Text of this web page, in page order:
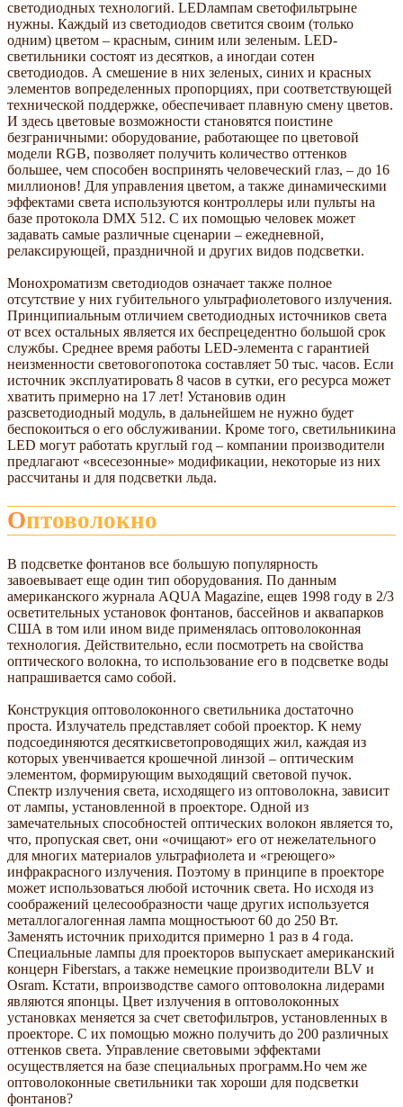
светодиодных технологий. LEDлампам светофильтрыне
нужны. Каждый из светодиодов светится своим (только
одним) цветом – красным, синим или зеленым. LED-
светильники состоят из десятков, а иногдаи сотен
светодиодов. А смешение в них зеленых, синих и красных
элементов вопределенных пропорциях, при соответствующей
технической поддержке, обеспечивает плавную смену цветов.
И здесь цветовые возможности становятся поистине
безграничными: оборудование, работающее по цветовой
модели RGB, позволяет получить количество оттенков
большее, чем способен воспринять человеческий глаз, – до 16
миллионов! Для управления цветом, а также динамическими
эффектами света используются контроллеры или пульты на
базе протокола DMX 512. С их помощью человек может
задавать самые различные сценарии – ежедневной,
релаксирующей, праздничной и других видов подсветки.
Монохроматизм светодиодов означает также полное
отсутствие у них губительного ультрафиолетового излучения.
Принципиальным отличием светодиодных источников света
от всех остальных является их беспрецедентно большой срок
службы. Среднее время работы LED-элемента с гарантией
неизменности световогопотока составляет 50 тыс. часов. Если
источник эксплуатировать 8 часов в сутки, его ресурса может
хватить примерно на 17 лет! Установив один
разсветодиодный модуль, в дальнейшем не нужно будет
беспокоиться о его обслуживании. Кроме того, светильникина
LED могут работать круглый год – компании производители
предлагают «всесезонные» модификации, некоторые из них
рассчитаны и для подсветки льда.
Оптоволокно
В подсветке фонтанов все большую популярность
завоевывает еще один тип оборудования. По данным
американского журнала AQUA Magazine, ещев 1998 году в 2/3
осветительных установок фонтанов, бассейнов и аквапарков
США в том или ином виде применялась оптоволоконная
технология. Действительно, если посмотреть на свойства
оптического волокна, то использование его в подсветке воды
напрашивается само собой.
Конструкция оптоволоконного светильника достаточно
проста. Излучатель представляет собой проектор. К нему
подсоединяются десяткисветопроводящих жил, каждая из
которых увенчивается крошечной линзой – оптическим
элементом, формирующим выходящий световой пучок.
Спектр излучения света, исходящего из оптоволокна, зависит
от лампы, установленной в проекторе. Одной из
замечательных способностей оптических волокон является то,
что, пропуская свет, они «очищают» его от нежелательного
для многих материалов ультрафиолета и «греющего»
инфракрасного излучения. Поэтому в принципе в проекторе
может использоваться любой источник света. Но исходя из
соображений целесообразности чаще других используется
металлогалогенная лампа мощностьюот 60 до 250 Вт.
Заменять источник приходится примерно 1 раз в 4 года.
Специальные лампы для проекторов выпускает американский
концерн Fiberstars, а также немецкие производители BLV и
Osram. Кстати, впроизводстве самого оптоволокна лидерами
являются японцы. Цвет излучения в оптоволоконных
установках меняется за счет светофильтров, установленных в
проекторе. С их помощью можно получить до 200 различных
оттенков света. Управление световыми эффектами
осуществляется на базе специальных программ.Но чем же
оптоволоконные светильники так хороши для подсветки
фонтанов?